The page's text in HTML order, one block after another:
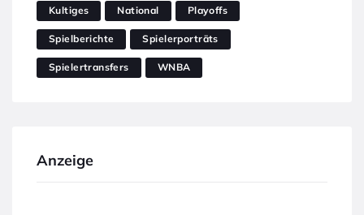
Kultiges National Playoffs
Spielberichte Spielerporträts
Spielertransfers WNBA
Anzeige